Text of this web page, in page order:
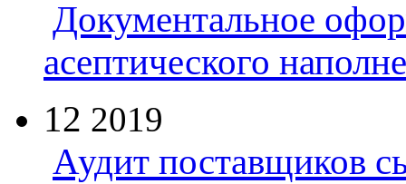
Документальное
асептического
12 2019
Аудит поставщиков